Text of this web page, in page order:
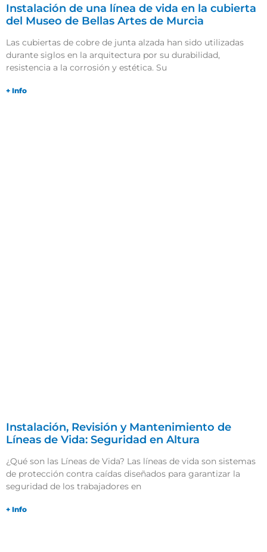
Instalación de una línea de vida en la cubierta
del Museo de Bellas Artes de Murcia
Las cubiertas de cobre de junta alzada han sido utilizadas
durante siglos en la arquitectura por su durabilidad,
resistencia a la corrosión y estética. Su
+ Info
Instalación, Revisión y Mantenimiento de
Líneas de Vida: Seguridad en Altura
¿Qué son las Líneas de Vida? Las líneas de vida son sistemas
de protección contra caídas diseñados para garantizar la
seguridad de los trabajadores en
+ Info